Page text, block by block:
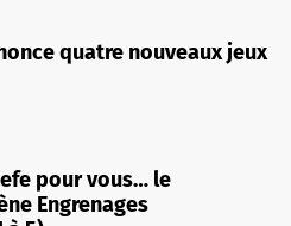
quatre nouveaux jeux
pour vous… le
Engrenages